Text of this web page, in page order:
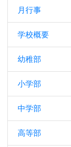
月行事
学校概要
幼稚部
小学部
中学部
高等部